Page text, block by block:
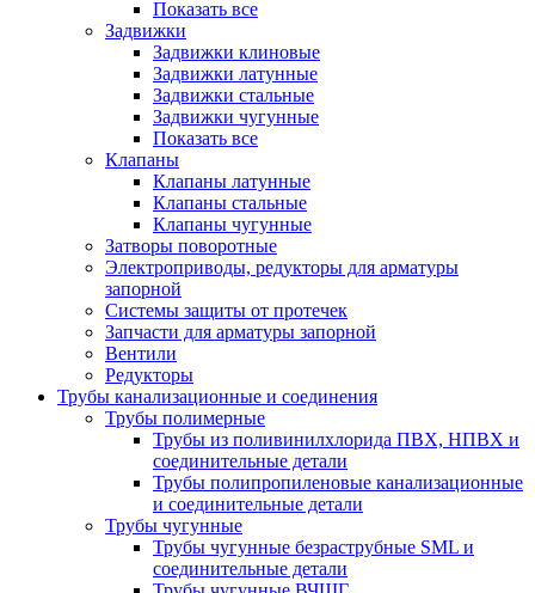
Показать все
Задвижки
Задвижки клиновые
Задвижки латунные
Задвижки стальные
Задвижки чугунные
Показать все
Клапаны
Клапаны латунные
Клапаны стальные
Клапаны чугунные
Затворы поворотные
Электроприводы, редукторы для арматуры
запорной
Системы защиты от протечек
Запчасти для арматуры запорной
Вентили
Редукторы
Трубы канализационные и соединения
Трубы полимерные
Трубы из поливинилхлорида ПВХ, НПВХ и
соединительные детали
Трубы полипропиленовые канализационные
и соединительные детали
Трубы чугунные
Трубы чугунные безраструбные SML и
соединительные детали